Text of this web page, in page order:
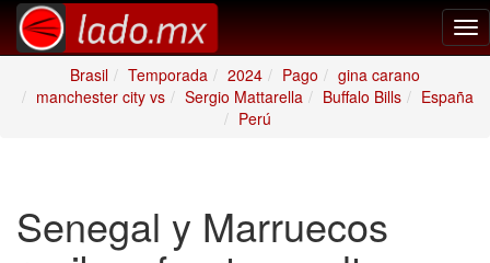
Brasil
Temporada 2024 Pago
gina carano
manchester city vs
Sergio Mattarella Buffalo Bills
España
Perú
Senegal y Marruecos